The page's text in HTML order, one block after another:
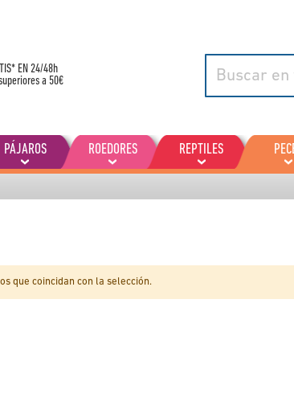
EN 24/48h
a 50€
PÁJAROS ROEDORES REPTILES
que coincidan con la selección.